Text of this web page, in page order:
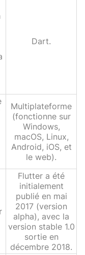
Dart.
Multiplateforme
(fonctionne sur
Windows,
macOS, Linux,
Android, iOS, et
le web).
Flutter a été
initialement
publié en mai
2017 (version
alpha), avec la
version stable 1.0
sortie en
décembre 2018.